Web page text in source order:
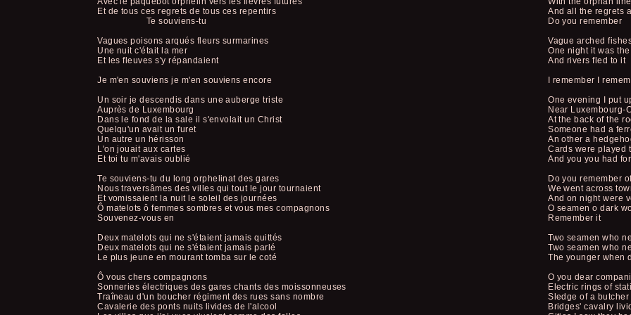
Et de tous ces regrets de tous ces repentirs
Te souviens-tu
Vagues poisons arqués fleurs surmarines
Une nuit c'était la mer
Et les fleuves s'y répandaient
Je m'en souviens je m'en souviens encore
Un soir je descendis dans une auberge triste
Auprès de Luxembourg
Dans le fond de la sale il s'envolait un Christ
Quelqu'un avait un furet
Un autre un hérisson
L'on jouait aux cartes
Et toi tu m'avais oublié
Te souviens-tu du long orphelinat des gares
Nous traversâmes des villes qui tout le jour tournaient
Et vomissaient la nuit le soleil des journées
Ô matelots ô femmes sombres et vous mes compagnons
Souvenez-vous en
Deux matelots qui ne s'étaient jamais quittés
Deux matelots qui ne s'étaient jamais parlé
Le plus jeune en mourant tomba sur le coté
Ô vous chers compagnons
Sonneries électriques des gares chants des moissonneuses
Traîneau d'un boucher régiment des rues sans nombre
Cavalerie des ponts nuits livides de l'alcool
And all the regrets
Do you remember
Vague arched
One night it was
And rivers fled to it
I remember I
One evening I put
Near Luxembourg-
At the back of the
Someone had a
An other a
Cards were played
And you you had
Do you remember
We went across
And on night were
O seamen o dark
Remember it
Two seamen who
Two seamen who
The younger when
O you dear
Electric rings of
Sledge of a
Bridges' cavalry